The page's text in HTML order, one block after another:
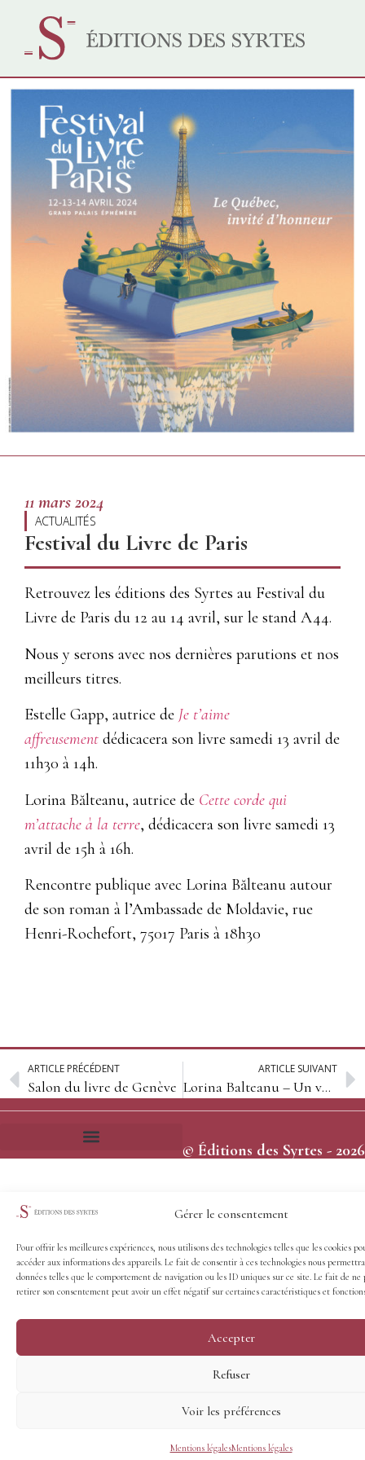
Gérer le consentement
Pour offrir les meilleures expériences, nous utilisons des technologies telles que les cookies
accéder aux informations des appareils. Le fait de consentir à ces technologies nous
données telles que le comportement de navigation ou les ID uniques sur ce site. Le fait de ne
retirer son consentement peut avoir un effet négatif sur certaines caractéristiques et
Accepter
Refuser
Voir les préférences
Mentions légalesMentions légales
11 mars 2024
ACTUALITÉS
Festival du Livre de Paris
Retrouvez les éditions des Syrtes au Festival du
Livre de Paris du 12 au 14 avril, sur le stand A44.
Nous y serons avec nos dernières parutions et nos
meilleurs titres.
Estelle Gapp, autrice de Je t’aime
affreusement dédicacera son livre samedi 13 avril de
11h30 à 14h.
Lorina Bălteanu, autrice de Cette corde qui
m’attache à la terre, dédicacera son livre samedi 13
avril de 15h à 16h.
Rencontre publique avec Lorina Bălteanu autour
de son roman à l’Ambassade de Moldavie, rue
Henri-Rochefort, 75017 Paris à 18h30
ARTICLE PRÉCÉDENT
Salon du livre de Genève
ARTICLE SUIVANT
Lorina Balteanu – Un voyage poétique au coeur de l’enfance
© Éditions des Syrtes - 2026